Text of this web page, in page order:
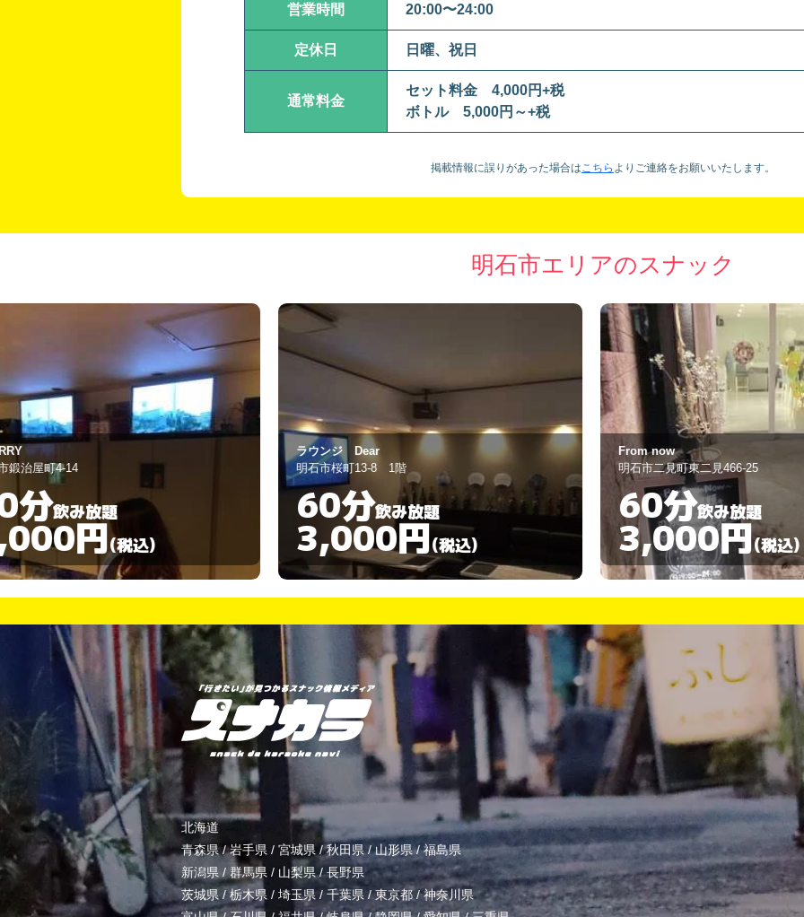
営業時間 20:00〜24:00
定休日 日曜、祝日
通常料金
セット料金 4,000円+税
ボトル 5,000円～+税
掲載情報に誤りがあった場合はこちら より ご連絡をお願いいたします。
明石市エリアのスナック
明石市桜町13-8 1階
60分
3,000円 (税込)
From now
60分飲み放題
3,000円(税込)
北海道
青森県/岩手県 / 宮城県 /秋田県 /山形県/福島県
新潟県 / 群馬県 / 山梨県/長野県
茨城県 / 栃木県 / 埼玉県/ 千葉県 /東京都/神奈川県